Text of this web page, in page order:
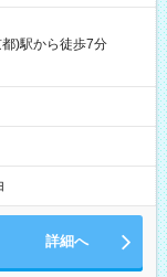
)駅から徒歩7分
詳細へ